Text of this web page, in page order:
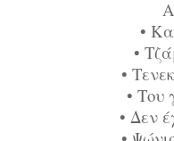
•
•
•
• Του
• Δεν